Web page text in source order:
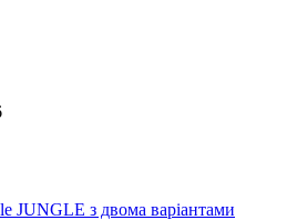
JUNGLE з двома варіантами